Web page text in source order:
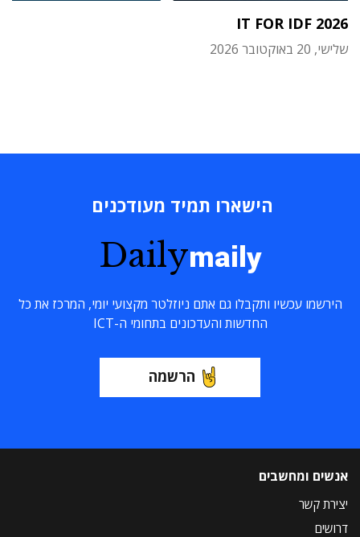
IT FOR IDF 2026
שלישי, 20 באוקטובר 2026
הישארו תמיד מעודכנים
Dailymaily
הירשמו עכשיו ותקבלו גם אתם ניוזלטר מקצועי יומי, המרכז את כל
החדשות והעדכונים בתחומי ה-ICT
הרשמה
אנשים ומחשבים
יצירת קשר
דרושים